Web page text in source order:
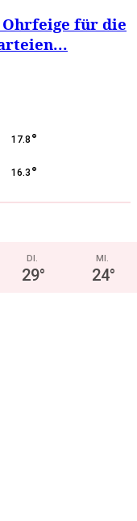
für die
17.8 °
16.3 °
DI.
29°
MI.
24°